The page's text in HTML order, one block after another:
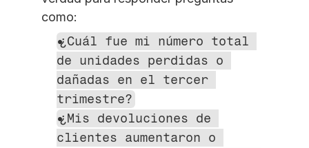
como:
¿Cuál fue mi número total
de unidades perdidas o
dañadas en el tercer
trimestre?
¿Mis devoluciones de
clientes aumentaron o